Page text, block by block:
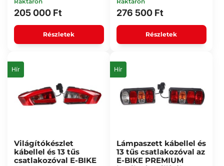
205 000 Ft
Részletek
276 500 Ft
Részletek
Hír
Világítókészlet
kábellel és 13 tűs
csatlakozóval E-BIKE
Hír
Lámpaszett kábellel és
13 tűs csatlakozóval az
E-BIKE PREMIUM